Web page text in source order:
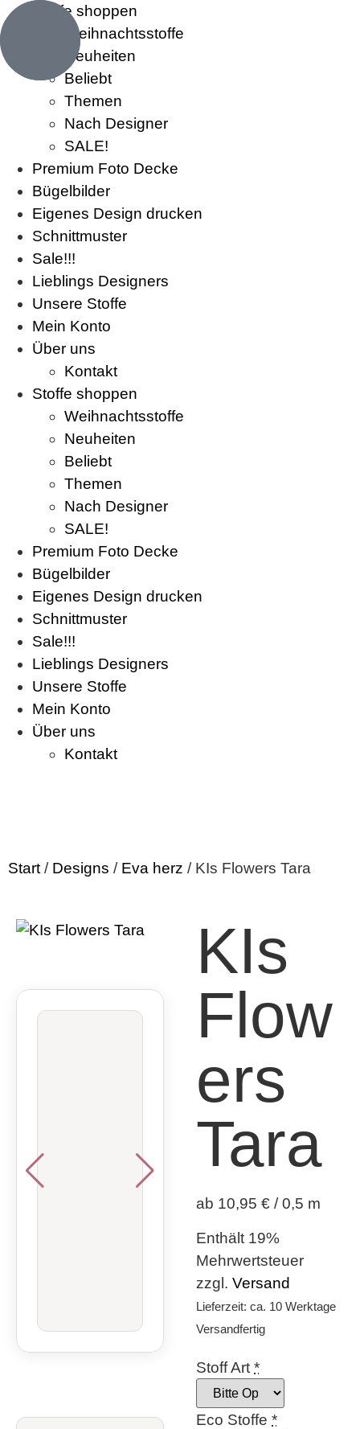
Stoffe shoppen
Weihnachtsstoffe
Neuheiten
Beliebt
Themen
Nach Designer
SALE!
Premium Foto Decke
Bügelbilder
Eigenes Design drucken
Schnittmuster
Sale!!!
Lieblings Designers
Unsere Stoffe
Mein Konto
Über uns
Kontakt
Stoffe shoppen
Weihnachtsstoffe
Neuheiten
Beliebt
Themen
Nach Designer
SALE!
Premium Foto Decke
Bügelbilder
Eigenes Design drucken
Schnittmuster
Sale!!!
Lieblings Designers
Unsere Stoffe
Mein Konto
Über uns
Kontakt
Start / Designs / Eva herz / KIs Flowers Tara
KIs
Flow
ers
Tara
ab 10,95 € / 0,5 m
Enthält 19%
Mehrwertsteuer
zzgl. Versand
Lieferzeit: ca. 10 Werktage
Versandfertig
Stoff Art *
Eco Stoffe *